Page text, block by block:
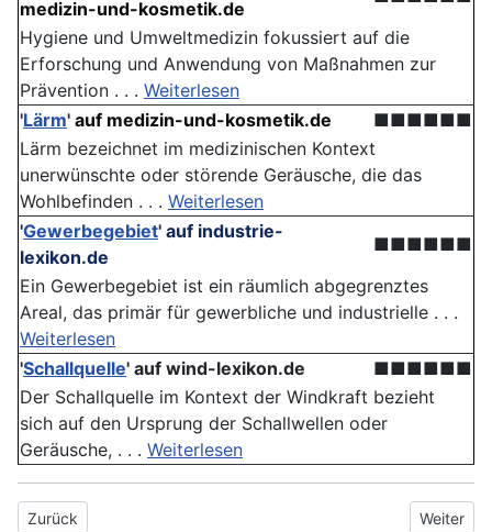
medizin-und-kosmetik.de
Hygiene und Umweltmedizin fokussiert auf die
Erforschung und Anwendung von Maßnahmen zur
Prävention . . . Weiterlesen
'Lärm' auf medizin-und-kosmetik.de
■■■■■■
Lärm bezeichnet im medizinischen Kontext
unerwünschte oder störende Geräusche, die das
Wohlbefinden . . . Weiterlesen
'Gewerbegebiet' auf industrie-
lexikon.de
■■■■■■
Ein Gewerbegebiet ist ein räumlich abgegrenztes
Areal, das primär für gewerbliche und industrielle . . .
Weiterlesen
'Schallquelle' auf wind-lexikon.de
■■■■■■
Der Schallquelle im Kontext der Windkraft bezieht
sich auf den Ursprung der Schallwellen oder
Geräusche, . . . Weiterlesen
Vorheriger Beitrag: Lärm
Zurück Nächster
Weiter